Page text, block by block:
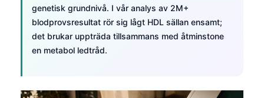
genetisk grundnivå. I vår analys av 2M+
blodprovsresultat rör sig lågt HDL sällan ensamt;
det brukar uppträda tillsammans med åtminstone
en metabol ledtråd.